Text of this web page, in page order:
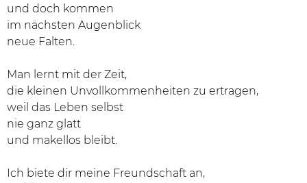
und doch kommen
im nächsten Augenblick
neue Falten.
Man lernt mit der Zeit,
die kleinen Unvollkommenheiten zu ertragen,
weil das Leben selbst
nie ganz glatt
und makellos bleibt.
Ich biete dir meine Freundschaft an,